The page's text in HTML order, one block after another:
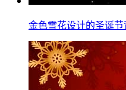
金色雪花设计的圣诞